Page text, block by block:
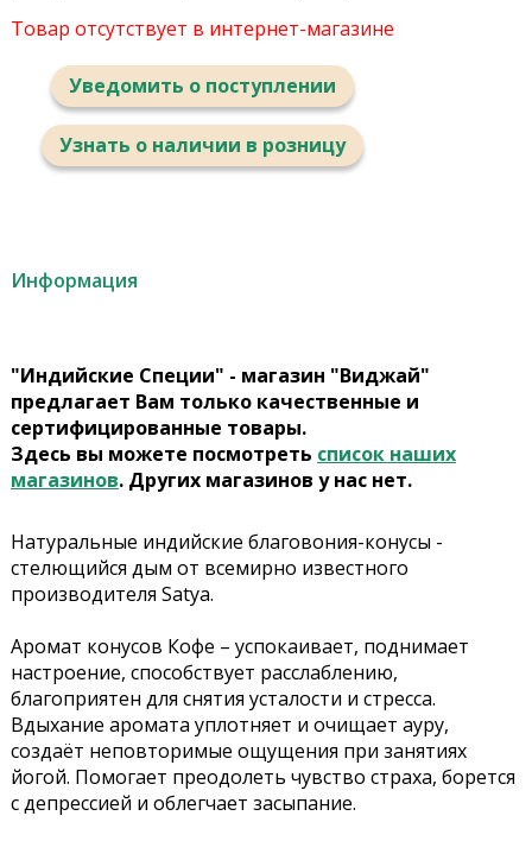
Товар отсутствует в интернет-магазине
Уведомить о поступлении
Узнать о наличии в розницу
Информация
"Индийские Специи" - магазин "Виджай"
предлагает Вам только качественные и
сертифицированные товары.
Здесь вы можете посмотреть список наших
магазинов. Других магазинов у нас нет.
Натуральные индийские благовония-конусы -
стелющийся дым от всемирно известного
производителя Satya.
Аромат конусов Кофе – успокаивает, поднимает
настроение, способствует расслаблению,
благоприятен для снятия усталости и стресса.
Вдыхание аромата уплотняет и очищает ауру,
создаёт неповторимые ощущения при занятиях
йогой. Помогает преодолеть чувство страха, борется
с депрессией и облегчает засыпание.